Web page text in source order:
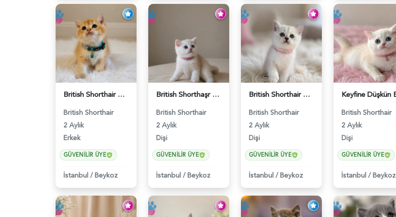
British Shorthair Erkek Golden Yavrumuz - 5567
British Shorthair
2 Aylık
Erkek
GÜVENILIR ÜYE
İstanbul /Beykoz
British Shorthaşr Tatlı Yavrumuz 2 Aylık - 5569
British Shorthair
2 Aylık
Dişi
GÜVENILIR ÜYE
İstanbul /Beykoz
British Shorthair Point Güzelliklerimiz - 5574
British Shorthair
2 Aylık
Dişi
GÜVENILIR ÜYE
İstanbul /Beykoz
British Shorthair
2 Aylık
Dişi
GÜVENILIR ÜYE
İstanbul /Beykoz